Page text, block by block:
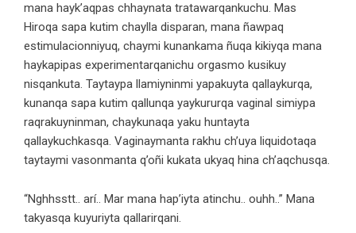
mana hayk’aqpas chhaynata tratawarqankuchu. Mas
Hiroqa sapa kutim chaylla disparan, mana ñawpaq
estimulacionniyuq, chaymi kunankama ñuqa kikiyqa mana
haykapipas experimentarqanichu orgasmo kusikuy
nisqankuta. Taytaypa llamiyninmi yapakuyta qallaykurqa,
kunanqa sapa kutim qallunqa yaykururqa vaginal simiypa
raqrakuyninman, chaykunaqa yaku huntayta
qallaykuchkasqa. Vaginaymanta rakhu ch’uya liquidotaqa
taytaymi vasonmanta q’oñi kukata ukyaq hina ch’aqchusqa.
“Nghhsstt.. arí.. Mar mana hap’iyta atinchu.. ouhh..” Mana
takyasqa kuyuriyta qallarirqani.